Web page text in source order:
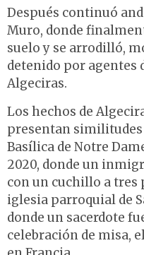
Después continuó
Muro, donde
suelo y se arrodilló,
detenido por agentes
Algeciras.
Los hechos de
presentan
Basílica de Notre
2020, donde un
con un cuchillo a tres
iglesia parroquial de
donde un sacerdote
celebración de misa,